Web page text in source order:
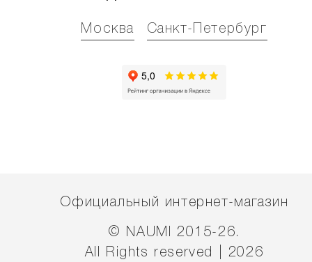
Москва Санкт-Петербург
Официальный интернет-магазин
© NAUMI 2015-26.
All Rights reserved | 2026